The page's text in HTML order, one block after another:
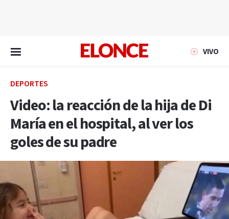
VIVO
DEPORTES
Video: la reacción de la hija de Di
María en el hospital, al ver los
goles de su padre